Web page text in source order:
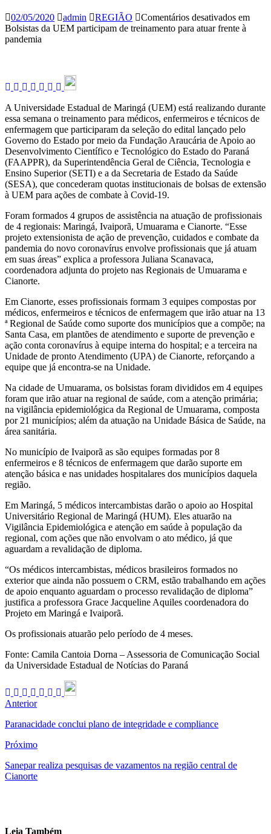
02/05/2020 admin REGIÃO Comentários desativados em
Bolsistas da UEM participam de treinamento para atuar frente à
pandemia
A Universidade Estadual de Maringá (UEM) está realizando durante
essa semana o treinamento para médicos, enfermeiros e técnicos de
enfermagem que participaram da seleção do edital lançado pelo
Governo do Estado por meio da Fundação Araucária de Apoio ao
Desenvolvimento Científico e Tecnológico do Estado do Paraná
(FAAPPR), da Superintendência Geral de Ciência, Tecnologia e
Ensino Superior (SETI) e a da Secretaria de Estado da Saúde
(SESA), que concederam quotas institucionais de bolsas de extensão
à UEM para ações de combate à Covid-19.
Foram formados 4 grupos de assistência na atuação de profissionais
de 4 regionais: Maringá, Ivaiporã, Umuarama e Cianorte. “Esse
projeto extensionista de ação de prevenção, cuidados e combate da
pandemia do novo coronavírus envolve profissionais que já atuam
em suas áreas” explica a professora Juliana Scanavaca,
coordenadora adjunta do projeto nas Regionais de Umuarama e
Cianorte.
Em Cianorte, esses profissionais formam 3 equipes compostas por
médicos, enfermeiros e técnicos de enfermagem que irão atuar na 13
ª Regional de Saúde como suporte dos municípios que a compõe; na
Santa Casa, em plantões de atendimento e suporte de prevenção e
ação conta coronavírus à equipe interna do hospital; e a terceira na
Unidade de pronto Atendimento (UPA) de Cianorte, reforçando a
equipe que já encontra-se na Unidade.
Na cidade de Umuarama, os bolsistas foram divididos em 4 equipes
foram que irão atuar na regional de saúde, com a atenção primária;
na vigilância epidemiológica da Regional de Umuarama, composta
por 21 municípios; além da atuação na Unidade Básica de Saúde, na
área sanitária.
No município de Ivaiporã as são equipes formadas por 8
enfermeiros e 8 técnicos de enfermagem que darão suporte em
atenção básica e nas unidades hospitalares dos municípios daquela
região.
Em Maringá, 5 médicos intercambistas darão o apoio ao Hospital
Universitário Regional de Maringá (HUM). Eles atuarão na
Vigilância Epidemiológica e atenção em saúde à população da
regional, com ações que não envolvam o ato médico, já que
aguardam a revalidação de diploma.
“Os médicos intercambistas, médicos brasileiros formados no
exterior que ainda não possuem o CRM, estão trabalhando em ações
de apoio enquanto aguardam o processo revalidação de diploma”
justifica a professora Grace Jacqueline Aquiles coordenadora do
Projeto em Maringá e Ivaiporã.
Os profissionais atuarão pelo período de 4 meses.
Fonte: Camila Cantoia Dorna – Assessoria de Comunicação Social
da Universidade Estadual de Notícias do Paraná
Anterior
Paranacidade conclui plano de integridade e compliance
Próximo
Sanepar realiza pesquisas de vazamentos na região central de
Cianorte
Leia Também